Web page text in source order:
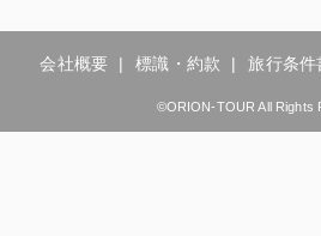
会社概要 標識・約款 旅行条件
©ORION-TOUR All Rights